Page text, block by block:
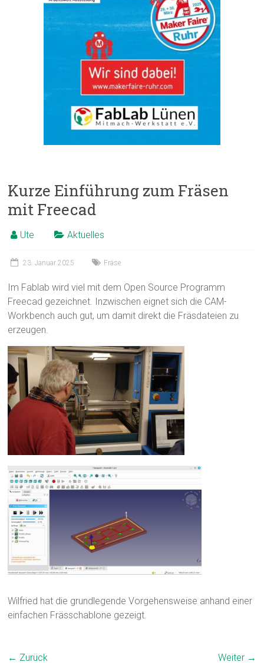
Kurze Einführung zum Fräsen
mit Freecad
Ute Aktuelles
23. Januar 2025 Fräse
Im Fablab wird viel mit dem Open Source Programm
Freecad gezeichnet. Inzwischen eignet sich die CAM-
Workbench auch gut, um damit direkt die Fräsdateien zu
erzeugen.
Wilfried hat die grundlegende Vorgehensweise anhand einer
einfachen Frässchablone gezeigt.
← Zurück Weiter →